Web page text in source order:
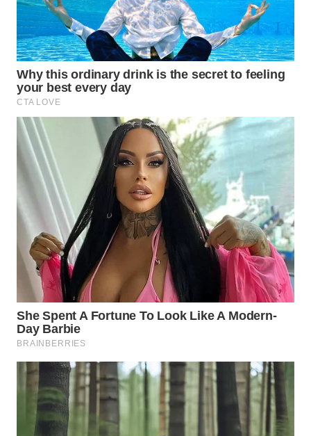
LABUHANBATU
WN
TAPANULI
TENGAH
SERDANG
WN
TEBING
TINGGI
PAKPAK
WN
KARAWANG
WN
BEKASI
WN
BOGOR